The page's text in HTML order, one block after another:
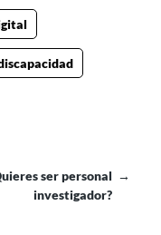
ser personal
investigador?
→